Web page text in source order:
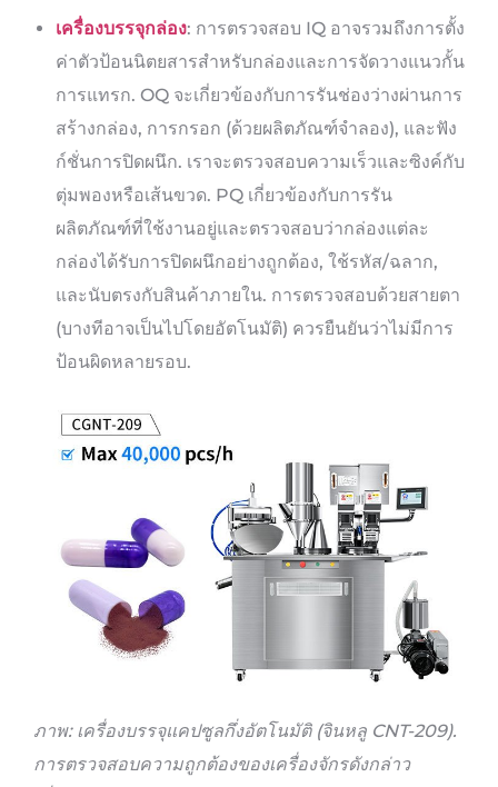
เครื่องบรรจุกล่อง: การตรวจสอบ IQ อาจรวมถึงการตั้ง
ค่าตัวป้อนนิตยสารสำหรับกล่องและการจัดวางแนวกั้น
การแทรก. OQ จะเกี่ยวข้องกับการรันช่องว่างผ่านการ
สร้างกล่อง, การกรอก (ด้วยผลิตภัณฑ์จำลอง), และฟัง
ก์ชั่นการปิดผนึก. เราจะตรวจสอบความเร็วและซิงค์กับ
ตุ่มพองหรือเส้นขวด. PQ เกี่ยวข้องกับการรัน
ผลิตภัณฑ์ที่ใช้งานอยู่และตรวจสอบว่ากล่องแต่ละ
กล่องได้รับการปิดผนึกอย่างถูกต้อง, ใช้รหัส/ฉลาก,
และนับตรงกับสินค้าภายใน. การตรวจสอบด้วยสายตา
(บางทีอาจเป็นไปโดยอัตโนมัติ) ควรยืนยันว่าไม่มีการ
ป้อนผิดหลายรอบ.
ภาพ: เครื่องบรรจุแคปซูลกึ่งอัตโนมัติ (จินหลู CNT-209).
การตรวจสอบความถูกต้องของเครื่องจักรดังกล่าว